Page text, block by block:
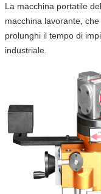
La macchina portatile
macchina lavorante,
prolunghi il tempo di
industriale.